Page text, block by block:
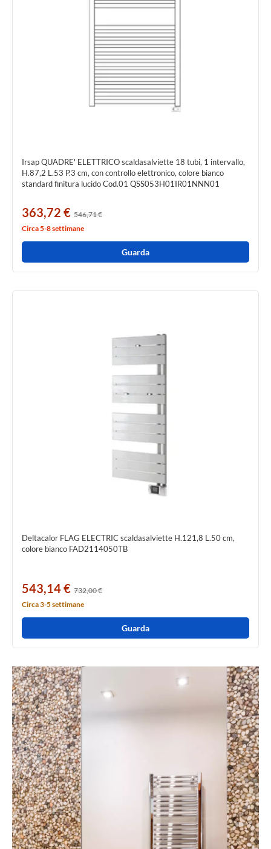
Irsap QUADRE' ELETTRICO scaldasalviette 18 tubi, 1 intervallo,
H.87,2 L.53 P.3 cm, con controllo elettronico, colore bianco
standard finitura lucido Cod.01 QSS053H01IR01NNN01
363,72 € 546,71 €
Circa 5-8 settimane
Guarda
Deltacalor FLAG ELECTRIC scaldasalviette H.121,8 L.50 cm,
colore bianco FAD2114050TB
543,14 € 732,00 €
Circa 3-5 settimane
Guarda